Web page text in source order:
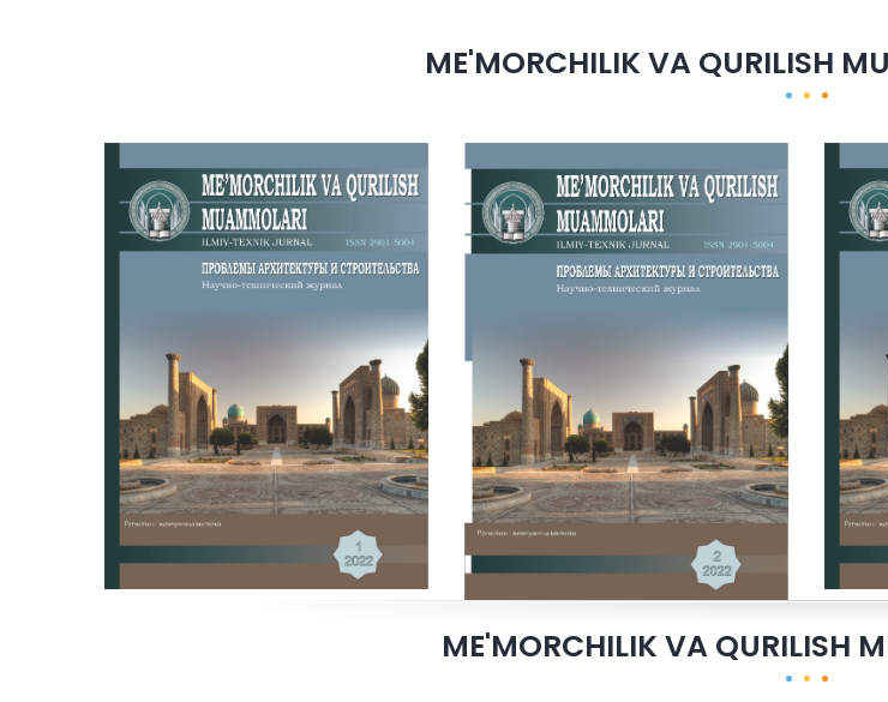
ME'MORCHILIK VA QURILISH
ME'MORCHILIK VA QURILISH